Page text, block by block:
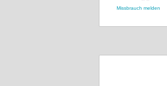
Missbrauch melden